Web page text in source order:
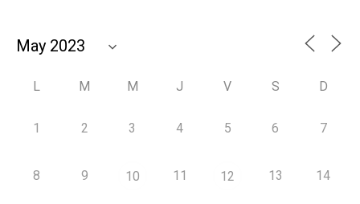
L M M J V S D
1 2 3 4 5 6 7
8 9 10 11 12 13 14